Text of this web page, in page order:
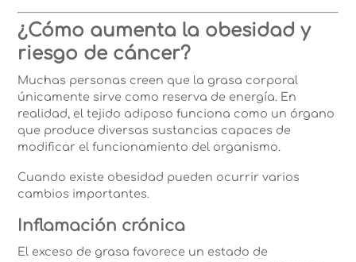
¿Cómo aumenta la obesidad y
riesgo de cáncer?
Muchas personas creen que la grasa corporal
únicamente sirve como reserva de energía. En
realidad, el tejido adiposo funciona como un órgano
que produce diversas sustancias capaces de
modificar el funcionamiento del organismo.
Cuando existe obesidad pueden ocurrir varios
cambios importantes.
Inflamación crónica
El exceso de grasa favorece un estado de